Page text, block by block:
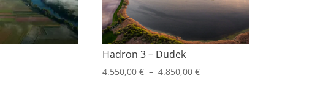
Hadron 3 – Dudek
4.550,00€ – 4.850,00€Plage